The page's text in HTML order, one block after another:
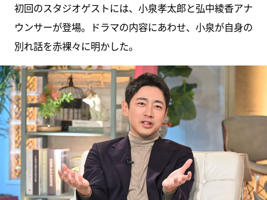
初回のスタジオゲストには、小泉孝太郎と弘中綾香アナ
ウンサーが登場。ドラマの内容にあわせ、小泉が自身の
別れ話を赤裸々に明かした。